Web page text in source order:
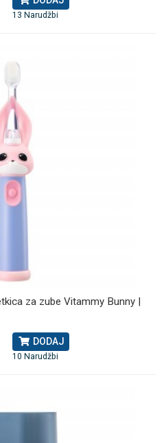
13 Narudžbi
za zube Vitammy Bunny |
DODAJ
10 Narudžbi